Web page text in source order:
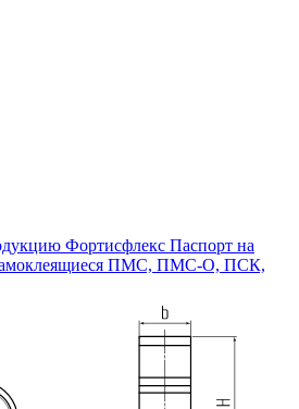
Фортисфлекс Паспорт на
ПМС, ПМС-О, ПСК,